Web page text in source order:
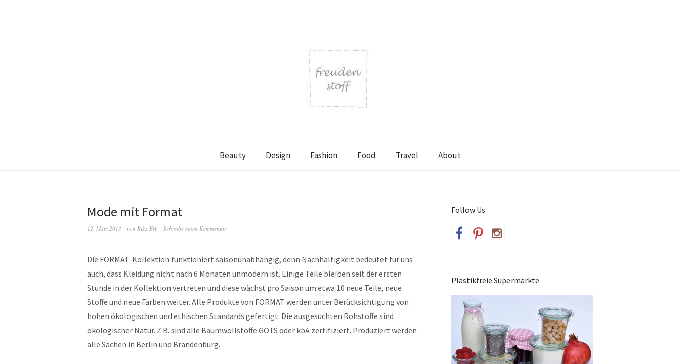
Beauty Design Fashion Food Travel About
Mode mit Format
12. März 2013 von Rika Erb Schreibe einen Kommentar
Die FORMAT-Kollektion funktioniert saisonunabhängig, denn Nachhaltigkeit bedeutet für uns
auch, dass Kleidung nicht nach 6 Monaten unmodern ist. Einige Teile bleiben seit der ersten
Stunde in der Kollektion vertreten und diese wächst pro Saison um etwa 10 neue Teile, neue
Stoffe und neue Farben weiter. Alle Produkte von FORMAT werden unter Berücksichtigung von
hohen ökologischen und ethischen Standards gefertigt. Die ausgesuchten Rohstoffe sind
ökologischer Natur. Z.B. sind alle Baumwollstoffe GOTS oder kbA zertifiziert. Produziert werden
alle Sachen in Berlin und Brandenburg.
Follow Us
Plastikfreie Supermärkte